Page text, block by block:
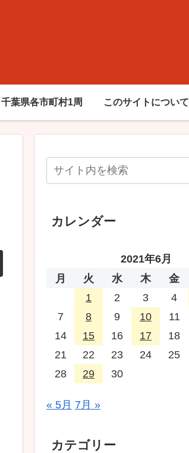
千葉県各市町村1周 このサイトについて
カレンダー
2021年6月
月
火 水 木 金
1
2 3 4
7
8 9 10 11
14
15 16 17 18
21
22 23 24 25
28
29 30
« 5月 7月 »
カテゴリー